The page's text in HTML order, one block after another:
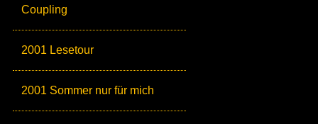
Coupling
2001 Lesetour
2001 Sommer nur für mich